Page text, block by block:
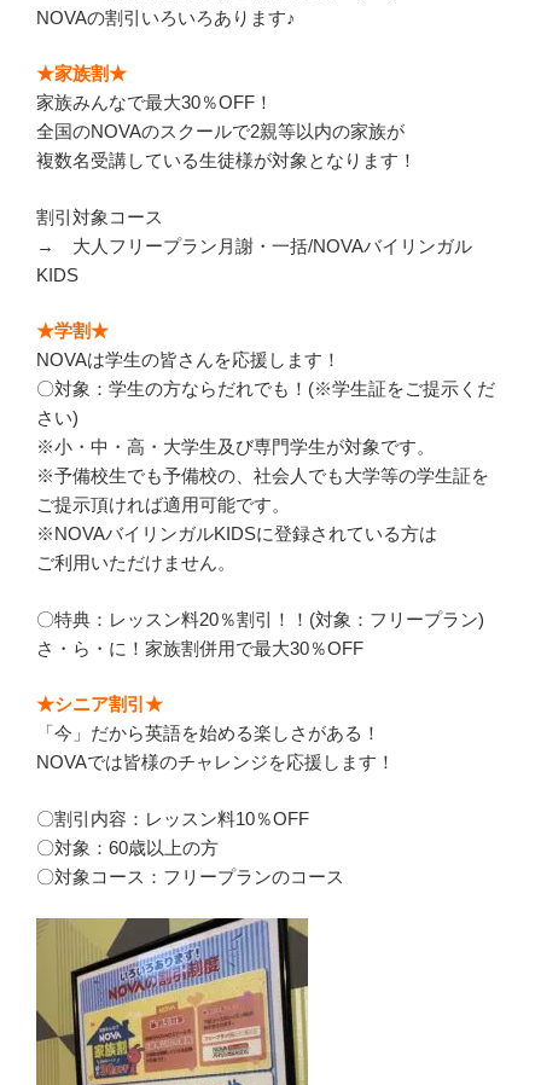
NOVAの割引いろいろあります♪
★家族割★
家族みんなで最大30％OFF！
全国のNOVAのスクールで2親等以内の家族が
複数名受講している生徒様が対象となります！
割引対象コース
→ 大人フリープラン月謝・一括/NOVAバイリンガル
KIDS
★学割★
NOVAは学生の皆さんを応援します！
〇対象：学生の方ならだれでも！(※学生証をご提示くだ
さい)
※小・中・高・大学生及び専門学生が対象です。
※予備校生でも予備校の、社会人でも大学等の学生証を
ご提示頂ければ適用可能です。
※NOVAバイリンガルKIDSに登録されている方は
ご利用いただけません。
〇特典：レッスン料20％割引！！(対象：フリープラン)
さ・ら・に！家族割併用で最大30％OFF
★シニア割引★
「今」だから英語を始める楽しさがある！
NOVAでは皆様のチャレンジを応援します！
〇割引内容：レッスン料10％OFF
〇対象：60歳以上の方
〇対象コース：フリープランのコース